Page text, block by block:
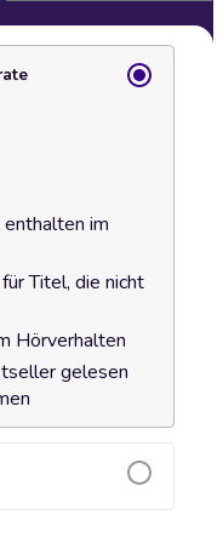
im
Titel, die nicht
Hörverhalten
gelesen